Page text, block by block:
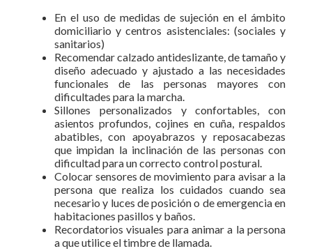
En el uso de medidas de sujeción en el ámbito
domiciliario y centros asistenciales: (sociales y
sanitarios)
Recomendar calzado antideslizante, de tamaño y
diseño adecuado y ajustado a las necesidades
funcionales de las personas mayores con
dificultades para la marcha.
Sillones personalizados y confortables, con
asientos profundos, cojines en cuña, respaldos
abatibles, con apoyabrazos y reposacabezas
que impidan la inclinación de las personas con
dificultad para un correcto control postural.
Colocar sensores de movimiento para avisar a la
persona que realiza los cuidados cuando sea
necesario y luces de posición o de emergencia en
habitaciones pasillos y baños.
Recordatorios visuales para animar a la persona
a que utilice el timbre de llamada.